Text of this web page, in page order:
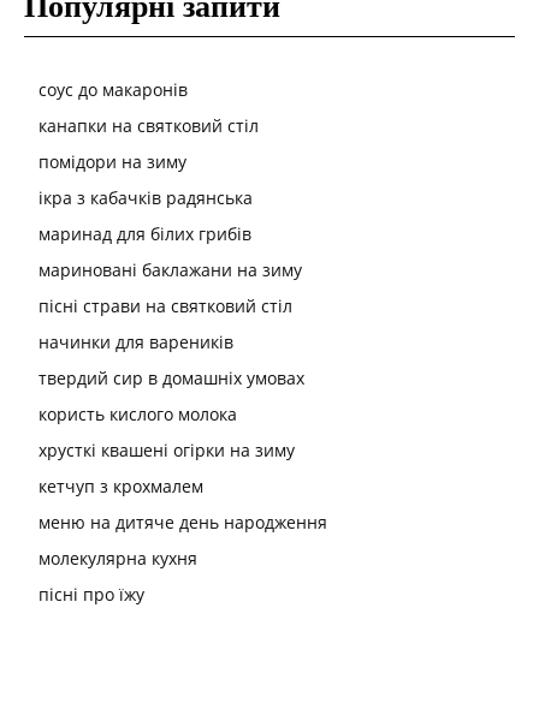
соус до макаронів
канапки на святковий стіл
помідори на зиму
ікра з кабачків радянська
маринад для білих грибів
мариновані баклажани на зиму
пісні страви на святковий стіл
начинки для вареників
твердий сир в домашніх умовах
користь кислого молока
хрусткі квашені огірки на зиму
кетчуп з крохмалем
меню на дитяче день народження
молекулярна кухня
пісні про їжу